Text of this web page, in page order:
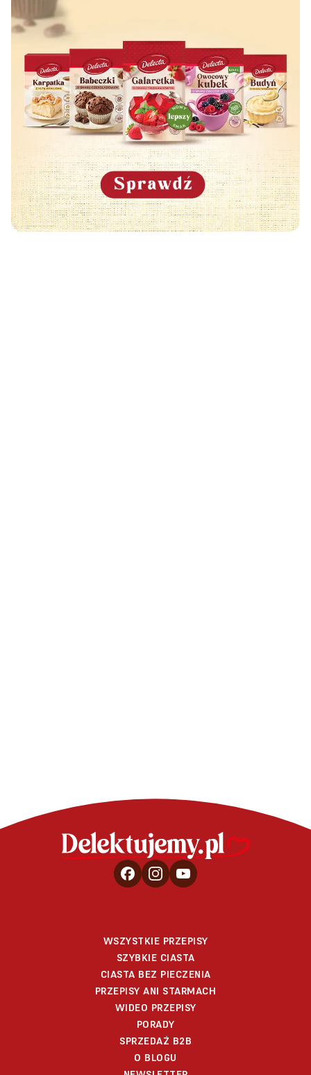
WSZYSTKIE PRZEPISY
SZYBKIE CIASTA
CIASTA BEZ PIECZENIA
PRZEPISY ANI STARMACH
WIDEO PRZEPISY
PORADY
SPRZEDAŻ B2B
O BLOGU